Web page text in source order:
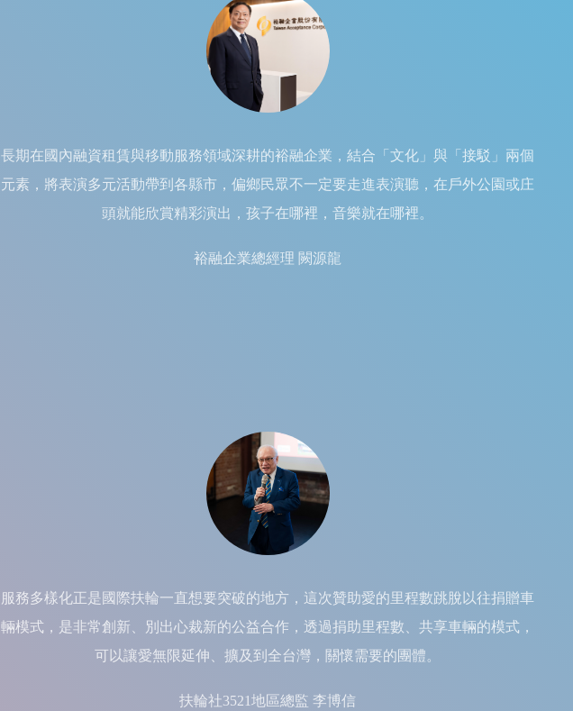
長期在國內融資租賃與移動服務領域深耕的裕融企業，結合「文化」與「接駁」兩個
元素，將表演多元活動帶到各縣市，偏鄉民眾不一定要走進表演聽，在戶外公園或庄
頭就能欣賞精彩演出，孩子在哪裡，音樂就在哪裡。
裕融企業總經理 闕源龍
服務多樣化正是國際扶輪一直想要突破的地方，這次贊助愛的里程數跳脫以往捐贈車
輛模式，是非常創新、別出心裁新的公益合作，透過捐助里程數、共享車輛的模式，
可以讓愛無限延伸、擴及到全台灣，關懷需要的團體。
扶輪社3521地區總監 李博信